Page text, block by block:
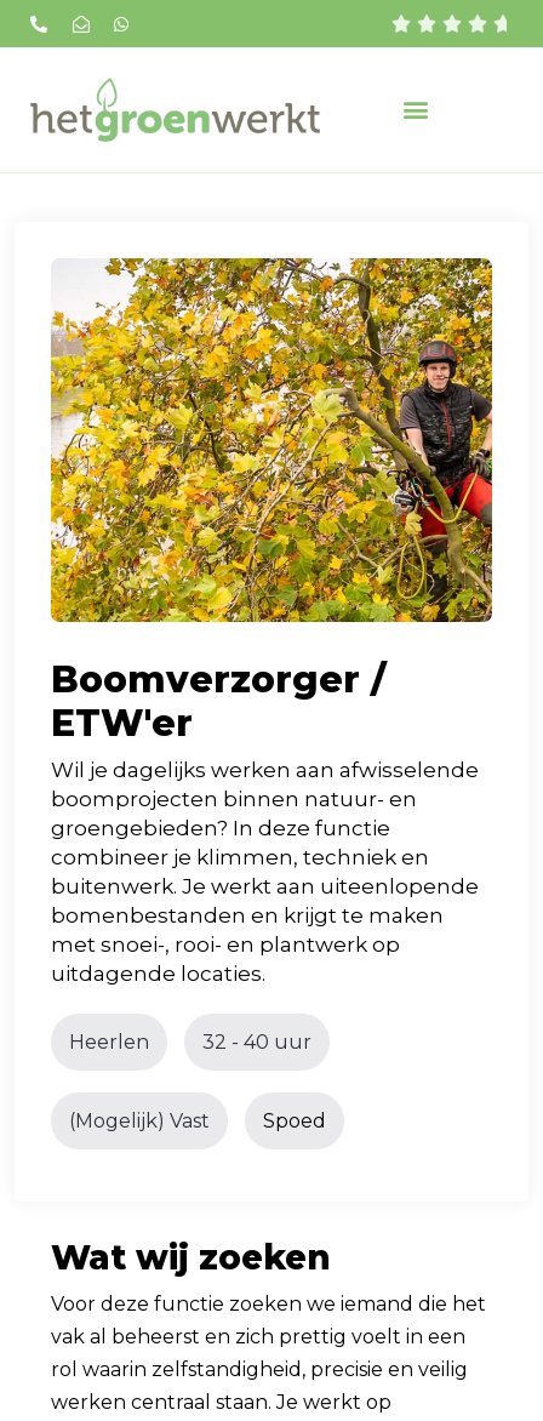
    
Boomverzorger /
ETW'er
Wil je dagelijks werken aan afwisselende
boomprojecten binnen natuur- en
groengebieden? In deze functie
combineer je klimmen, techniek en
buitenwerk. Je werkt aan uiteenlopende
bomenbestanden en krijgt te maken
met snoei-, rooi- en plantwerk op
uitdagende locaties.
Heerlen 32 - 40 uur
(Mogelijk) Vast Spoed
Wat wij zoeken
Voor deze functie zoeken we iemand die het
vak al beheerst en zich prettig voelt in een
rol waarin zelfstandigheid, precisie en veilig
werken centraal staan. Je werkt op